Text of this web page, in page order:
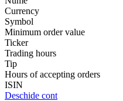
Currency
Symbol
Minimum order value
Ticker
Trading hours
Tip
Hours of accepting orders
ISIN
Deschide cont